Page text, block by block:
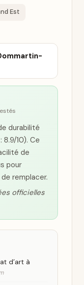
Est
durabilité
8.9/10). Ce
de
pour
remplacer.
officielles
d’art à